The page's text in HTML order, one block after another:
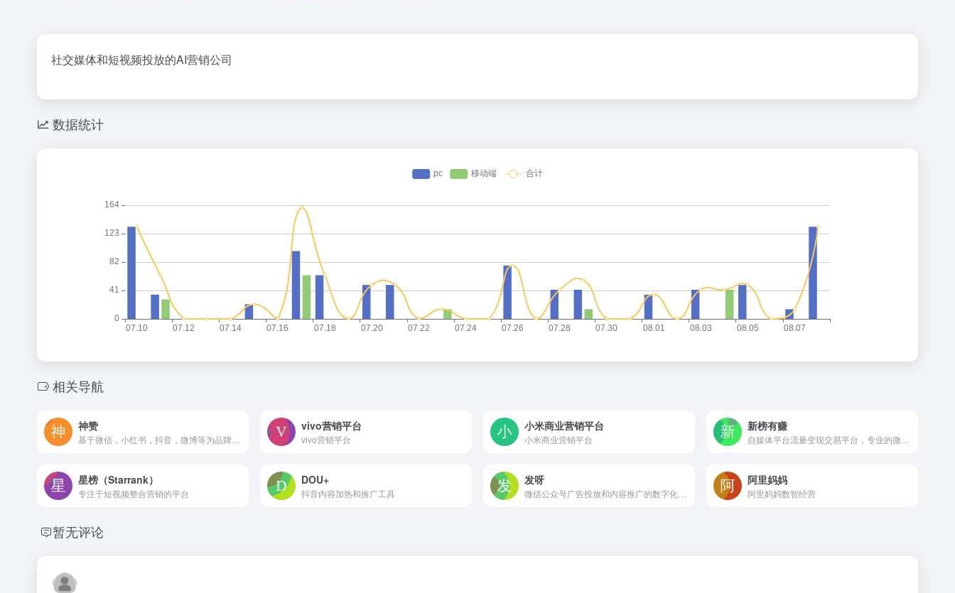
社交媒体和短视频投放的AI营销公司
数据统计
相关导航
神赞 vivo营销平台
vivo营销平台
小米商业营销平台
小米商业营销平台
新榜有赚
星榜（Starrank）
专注于短视频整合营销的平台
DOU+
抖音内容加热和推广工具
发呀 阿里妈妈
阿里妈妈数智经营
暂无评论